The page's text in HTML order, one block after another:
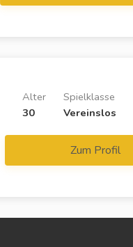
Spielklasse
Vereinslos
Alter
30
Zum Profil